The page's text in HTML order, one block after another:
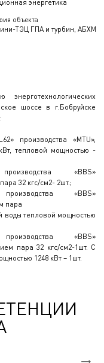
энергетика
объекта
ТЭЦ ГПА и турбин, АБХМ
шоссе в г.Бобруйске
производства «MTU»,
тепловой мощностью -
«BBS»
32 кгс/см2- 2шт.;
«BBS»
пара
воды тепловой мощностью
«BBS»
пара 32 кгс/см2-1шт. С
1248 кВт – 1шт.